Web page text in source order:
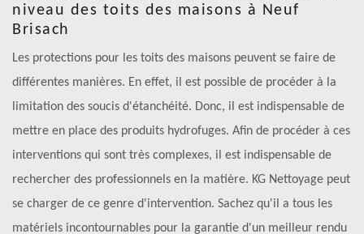
niveau des toits des maisons à Neuf
Brisach
Les protections pour les toits des maisons peuvent se faire de
différentes manières. En effet, il est possible de procéder à la
limitation des soucis d'étanchéité. Donc, il est indispensable de
mettre en place des produits hydrofuges. Afin de procéder à ces
interventions qui sont très complexes, il est indispensable de
rechercher des professionnels en la matière. KG Nettoyage peut
se charger de ce genre d'intervention. Sachez qu'il a tous les
matériels incontournables pour la garantie d'un meilleur rendu